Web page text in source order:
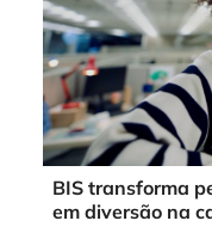
BIS transforma
em diversão na